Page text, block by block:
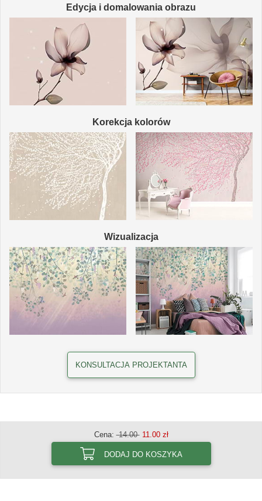
Edycja i domalowania obrazu
Korekcja kolorów
Wizualizacja
KONSULTACJA PROJEKTANTA
Cena:14.0011.00 zł
DODAJ DO KOSZYKA